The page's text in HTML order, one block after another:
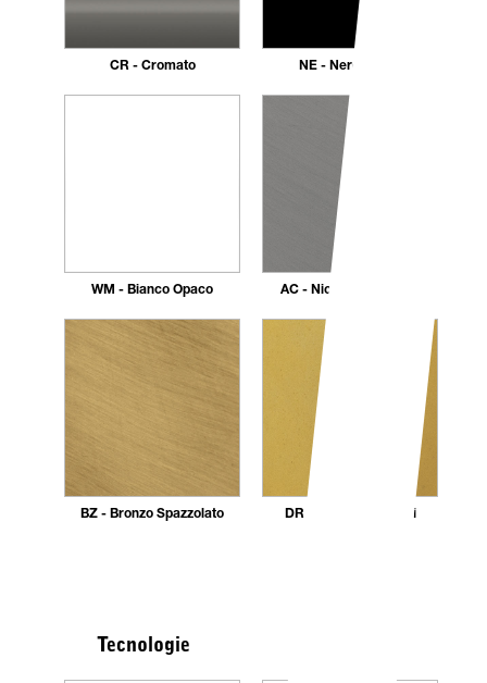
CR - Cromato NE - Nero opaco
WM - Bianco Opaco AC - Nickel Spazzolato
BZ - Bronzo Spazzolato DR - Dorato 24 carati
Tecnologie